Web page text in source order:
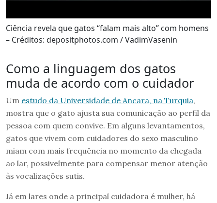
Ciência revela que gatos “falam mais alto” com homens
– Créditos: depositphotos.com / VadimVasenin
Como a linguagem dos gatos
muda de acordo com o cuidador
Um estudo da Universidade de Ancara, na Turquia,
mostra que o gato ajusta sua comunicação ao perfil da
pessoa com quem convive. Em alguns levantamentos,
gatos que vivem com cuidadores do sexo masculino
miam com mais frequência no momento da chegada
ao lar, possivelmente para compensar menor atenção
às vocalizações sutis.
Já em lares onde a principal cuidadora é mulher, há